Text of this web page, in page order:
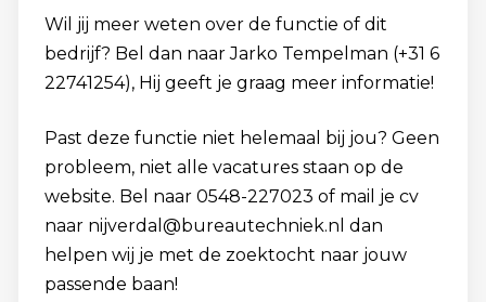
Wil jij meer weten over de functie of dit
bedrijf? Bel dan naar Jarko Tempelman (+31 6
22741254), Hij geeft je graag meer informatie!
Past deze functie niet helemaal bij jou? Geen
probleem, niet alle vacatures staan op de
website. Bel naar 0548-227023 of mail je cv
naar nijverdal@bureautechniek.nl dan
helpen wij je met de zoektocht naar jouw
passende baan!